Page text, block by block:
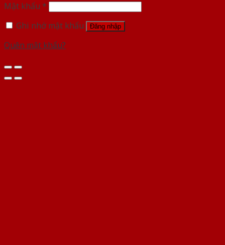
Mật khẩu *
Ghi nhớ mật khẩu
Đăng nhập
Quên mật khẩu?